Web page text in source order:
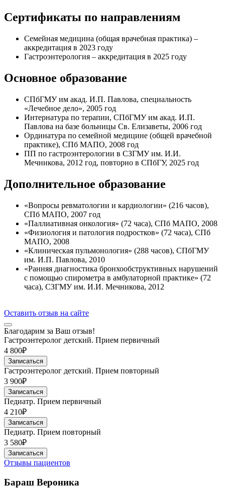
Сертификаты по направлениям
Семейная медицина (общая врачебная практика) –
аккредитация в 2023 году
Гастроэнтерология – аккредитация в 2025 году
Основное образование
СПбГМУ им акад. И.П. Павлова, специальность
«Лечебное дело», 2005 год
Интернатура по терапии, СПбГМУ им акад. И.П.
Павлова на базе больницы Св. Елизаветы, 2006 год
Ординатура по семейной медицине (общей врачебной
практике), СПб МАПО, 2008 год
ПП по гастроэнтерологии в СЗГМУ им. И.И.
Мечникова, 2012 год, повторно в СПбГУ, 2025 год
Дополнительное образование
«Вопросы ревматологии и кардиологии» (216 часов),
СПб МАПО, 2007 год
«Паллиативная онкология» (72 часа), СПб МАПО, 2008
«Физиология и патология подростков» (72 часа), СПб
МАПО, 2008
«Клиническая пульмонология» (288 часов), СПбГМУ
им. И.П. Павлова, 2010
«Ранняя диагностика бронхообструктивных нарушений
с помощью спирометра в амбулаторной практике» (72
часа), СЗГМУ им. И.И. Мечникова, 2012
Оставить отзыв на сайте
Благодарим за Ваш отзыв!
Гастроэнтеролог детский. Прием первичный
4 800₽
Записаться
Гастроэнтеролог детский. Прием повторный
3 900₽
Записаться
Педиатр. Прием первичный
4 210₽
Записаться
Педиатр. Прием повторный
3 580₽
Записаться
Отзывы пациентов
Бараш Вероника